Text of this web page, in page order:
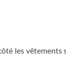
les vêtements